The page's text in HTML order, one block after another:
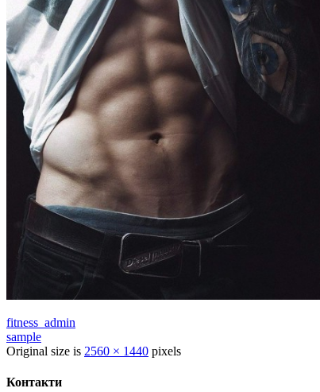
fitness_admin
sample
Original size is 2560 × 1440 pixels
Контакти